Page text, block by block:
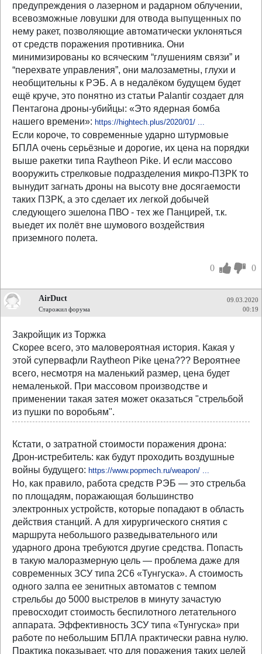
предупреждения о лазерном и радарном облучении,
всевозможные ловушки для отвода выпущенных по
нему ракет, позволяющие автоматически уклоняться
от средств поражения противника. Они
минимизированы ко всяческим “глушениям связи” и
“перехвате управления”, они малозаметны, глухи и
необщительны к РЭБ. А в недалёком будущем будет
ещё круче, это понятно из статьи Palantir создает для
Пентагона дроны-убийцы: «Это ядерная бомба
нашего времени»: https://hightech.plus/2020/01/ ...
Если короче, то современные ударно штурмовые
БПЛА очень серьёзные и дорогие, их цена на порядки
выше ракетки типа Raytheon Pike. И если массово
вооружить стрелковые подразделения микро-ПЗРК то
вынудит загнать дроны на высоту вне досягаемости
таких ПЗРК, а это сделает их легкой добычей
следующего эшелона ПВО - тех же Панцирей, т.к.
выедет их полёт вне шумового воздействия
приземного полета.
0 0
AirDuct
Старожил форума
09.03.2020
00:19
Закройщик из Торжка
Скорее всего, это маловероятная история. Какая у
этой супервафли Raytheon Pike цена??? Вероятнее
всего, несмотря на маленький размер, цена будет
немаленькой. При массовом производстве и
применении такая затея может оказаться "стрельбой
из пушки по воробьям".
Кстати, о затратной стоимости поражения дрона:
Дрон-истребитель: как будут проходить воздушные
войны будущего: https://www.popmech.ru/weapon/ ...
Но, как правило, работа средств РЭБ — это стрельба
по площадям, поражающая большинство
электронных устройств, которые попадают в область
действия станций. А для хирургического снятия с
маршрута небольшого разведывательного или
ударного дрона требуются другие средства. Попасть
в такую малоразмерную цель — проблема даже для
современных ЗСУ типа 2С6 «Тунгуска». А стоимость
одного залпа ее зенитных автоматов с темпом
стрельбы до 5000 выстрелов в минуту зачастую
превосходит стоимость беспилотного летательного
аппарата. Эффективность ЗСУ типа «Тунгуска» при
работе по небольшим БПЛА практически равна нулю.
Практика показывает, что для поражения таких целей